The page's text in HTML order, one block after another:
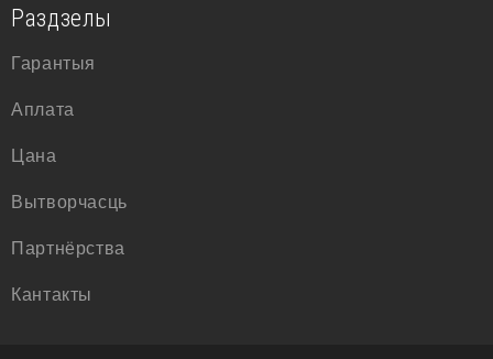
Раздзелы
Гарантыя
Аплата
Цана
Вытворчасць
Партнёрства
Кантакты